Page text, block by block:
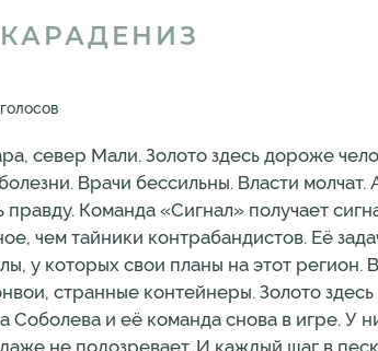
север Мали. Золото здесь дороже
Врачи бессильны. Власти
правду. Команда «Сигнал» получает
чем тайники контрабандистов. Её
у которых свои планы на этот
странные контейнеры. Золото
Соболева и её команда снова в игре. У
не подозревает. И каждый шаг в